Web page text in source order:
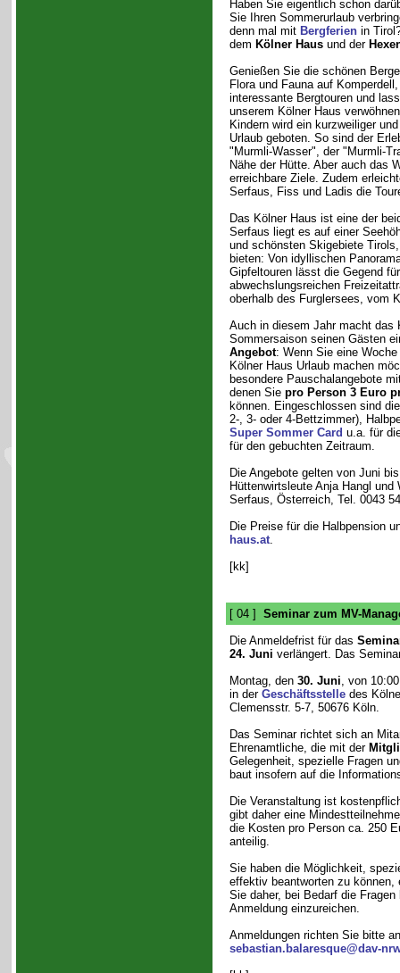
Haben Sie eigentlich schon
Sie Ihren Sommerurlaub
denn mal mit Bergferienin
dem Kölner Hausund der
Genießen Sie die schönen
Flora und Fauna auf
interessante Bergtouren und
unserem Kölner Haus
Kindern wird ein kurzweiliger
Urlaub geboten. So sind der
"Murmli-Wasser", der "Murmli-
Nähe der Hütte. Aber auch das
erreichbare Ziele. Zudem
Serfaus, Fiss und Ladis die
Das Kölner Haus ist eine der
Serfaus liegt es auf einer
und schönsten Skigebiete
bieten: Von idyllischen
Gipfeltouren lässt die Gegend
abwechslungsreichen
oberhalb des Furglersees, vom
Auch in diesem Jahr macht das
Sommersaison seinen Gästen
Angebot: Wenn Sie eine
Kölner Haus Urlaub machen
besondere Pauschalangebote
denen Sie pro Person 3 Euro
können. Eingeschlossen sind
2-, 3- oder 4-Bettzimmer),
Super Sommer Card u.a. für
für den gebuchten Zeitraum.
Die Angebote gelten von Juni
Hüttenwirtsleute Anja Hangl
Serfaus, Österreich, Tel. 0043
Die Preise für die Halbpension
haus.at.
[kk]
[ 04 ] Seminar zum MV-
Die Anmeldefrist für das
24. Juni verlängert. Das
Montag, den 30. Juni, von
in der Geschäftsstelledes
Clemensstr. 5-7, 50676 Köln.
Das Seminar richtet sich an
Ehrenamtliche, die mit der
Gelegenheit, spezielle Fragen
baut insofern auf die
Die Veranstaltung ist
gibt daher eine
die Kosten pro Person ca. 250
anteilig.
Sie haben die Möglichkeit,
effektiv beantworten zu
Sie daher, bei Bedarf die
Anmeldung einzureichen.
Anmeldungen richten Sie bitte
sebastian.balaresque@dav-